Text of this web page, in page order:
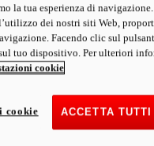
ordine di marcia
18.890 € i
la tua esperienza di
dei nostri siti Web,
Facendo clic sul
tuo dispositivo. Per ulteriori
cookie
ACCETTA
cookie